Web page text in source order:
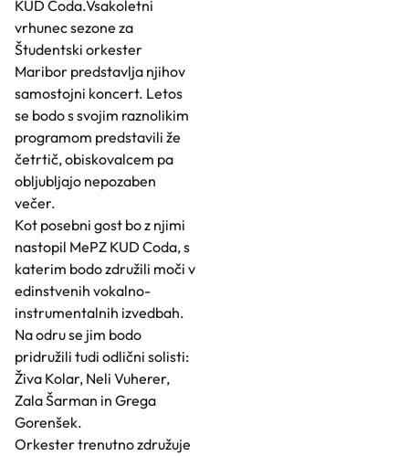
KUD Coda.Vsakoletni
vrhunec sezone za
Študentski orkester
Maribor predstavlja njihov
samostojni koncert. Letos
se bodo s svojim raznolikim
programom predstavili že
četrtič, obiskovalcem pa
obljubljajo nepozaben
večer.
Kot posebni gost bo z njimi
nastopil MePZ KUD Coda, s
katerim bodo združili moči v
edinstvenih vokalno-
instrumentalnih izvedbah.
Na odru se jim bodo
pridružili tudi odlični solisti:
Živa Kolar, Neli Vuherer,
Zala Šarman in Grega
Gorenšek.
Orkester trenutno združuje